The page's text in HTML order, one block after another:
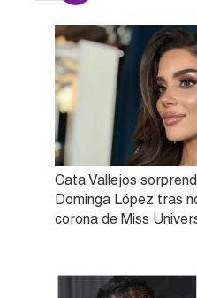
Cata Vallejos
Dominga López tras
corona de Miss